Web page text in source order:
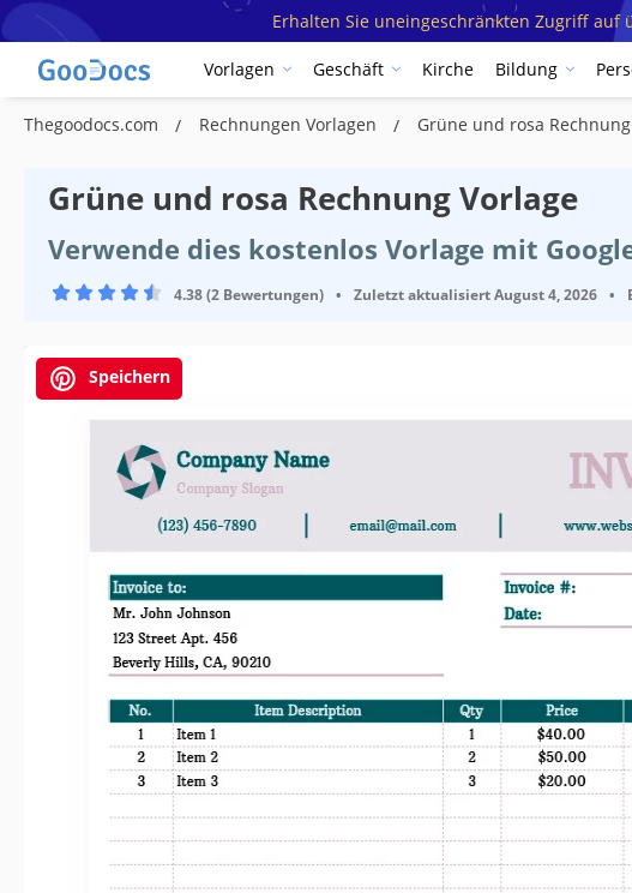
Erhalten Sie uneingeschränkten Zugriff auf
Vorlagen Geschäft Kirche Bildung
Thegoodocs.com Rechnungen Vorlagen Grüne und rosa
Grüne und rosa Rechnung Vorlage
Verwende dies kostenlos Vorlage mit
4.38 (2 Bewertungen) • Zuletzt aktualisiertAugust 4, 2026 •
Speichern